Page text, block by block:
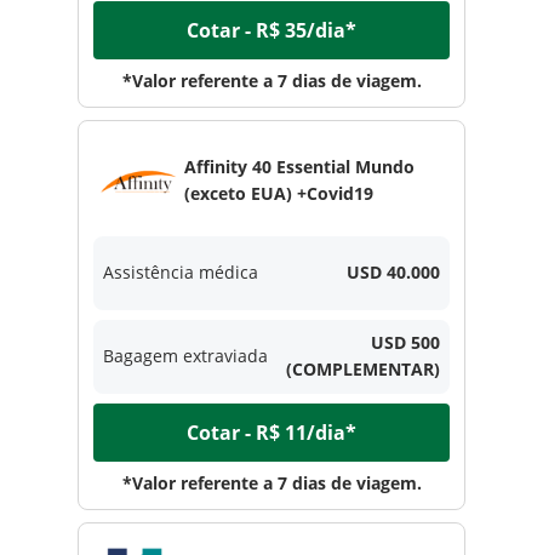
Cotar - R$ 35/dia*
*Valor referente a 7 dias de viagem.
Affinity 40 Essential Mundo
(exceto EUA) +Covid19
Assistência médica USD 40.000
Bagagem extraviada
USD 500
(COMPLEMENTAR)
Cotar - R$ 11/dia*
*Valor referente a 7 dias de viagem.